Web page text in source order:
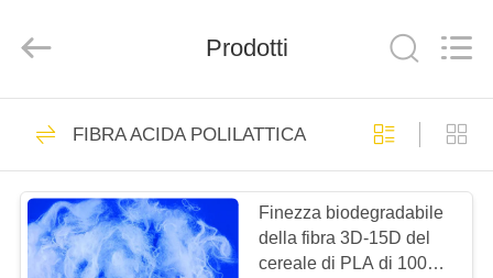
CASA
PRODOTTI
VIDEO
AZURE
IMP&EXP
Rights
fibra di graffetta di
poliestere dello psf
Prodotti
FIBRA ACIDA POLILATTICA
Finezza biodegradabile
della fibra 3D-15D del
cereale di PLA di 100%